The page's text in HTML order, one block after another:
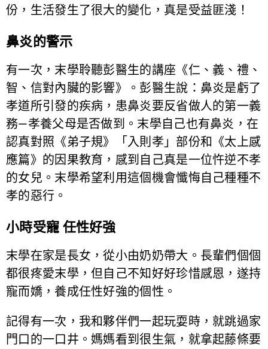
份，生活發生了很大的變化，真是受益匪淺！
鼻炎的警示
有一次，末學聆聽彭醫生的講座《仁、義、禮、
智、信對內臟的影響》。彭醫生說：鼻炎是虧了
孝道所引發的疾病，患鼻炎要反省做人的第一義
務—孝養父母是否做到。末學自己也有鼻炎，在
認真對照《弟子規》「入則孝」部份和《太上感
應篇》的因果教育，感到自己真是一位忤逆不孝
的女兒。末學希望利用這個機會懺悔自己種種不
孝的惡行。
小時受寵 任性好強
末學在家是長女，從小由奶奶帶大。長輩們個個
都很疼愛末學，但自己不知好好珍惜感恩，遂持
寵而嬌，養成任性好強的個性。
記得有一次，我和夥伴們一起玩耍時，就跳過家
門口的一口井。媽媽看到很生氣，就拿起藤條要